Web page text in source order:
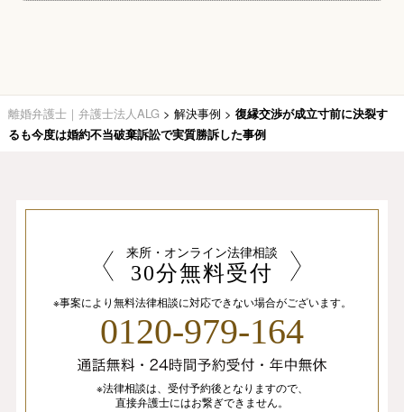
離婚弁護士｜弁護士法人ALG > 解決事例 > 復縁交渉が成立寸前に決裂す
るも今度は婚約不当破棄訴訟で実質勝訴した事例
来所・オンライン法律相談
30分無料受付
※事案により無料法律相談に対応できない場合がございます。
0120-979-164
※法律相談は、 受付予約後となりますので、
直接弁護士にはお繋ぎできません。